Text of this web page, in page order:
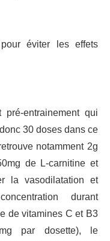
éviter les effets
entrainement qui
30 doses dans ce
notamment 2g
de L-carnitine et
la vasodilatation et
durant
de vitamines C et B3
par dosette), le